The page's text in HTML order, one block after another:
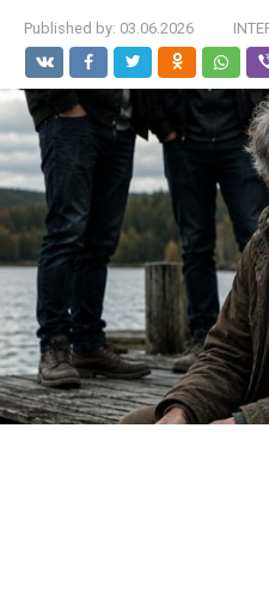
Published by: 03.06.2026